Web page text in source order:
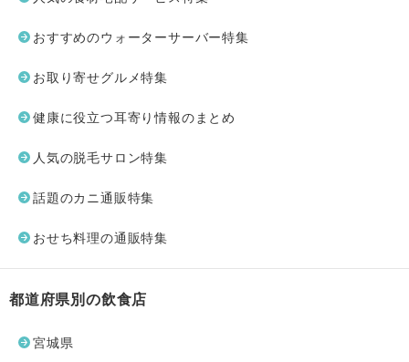
おすすめのウォーターサーバー特集
お取り寄せグルメ特集
健康に役立つ耳寄り情報のまとめ
人気の脱毛サロン特集
話題のカニ通販特集
おせち料理の通販特集
都道府県別の飲食店
宮城県